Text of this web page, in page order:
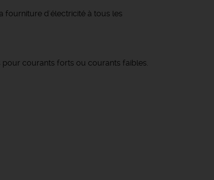
fourniture d'électricité à tous les
pour courants forts ou courants faibles.